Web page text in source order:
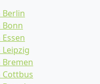
Berlin
Bonn
Bremen
Cottbus